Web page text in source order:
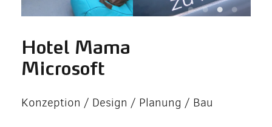
Hotel Mama
Microsoft
Konzeption / Design / Planung / Bau